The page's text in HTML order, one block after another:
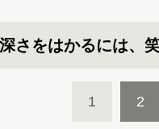
さをはかるには、
1 2